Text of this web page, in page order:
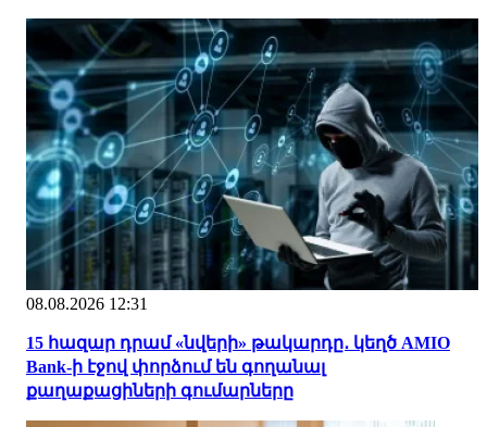
08.08.2026 12:31
15 հազար դրամ «նվերի» թակարդը․ կեղծ AMIO
Bank-ի էջով փորձում են գողանալ
քաղաքացիների գումարները